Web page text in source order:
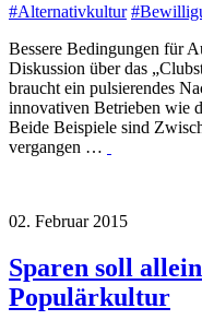
#Alternativkultur #
Bessere Bedingungen für
Diskussion über das
braucht ein pulsierendes
innovativen Betrieben wie
Beide Beispiele sind
vergangen …
02. Februar 2015
Sparen soll
Populärkultur